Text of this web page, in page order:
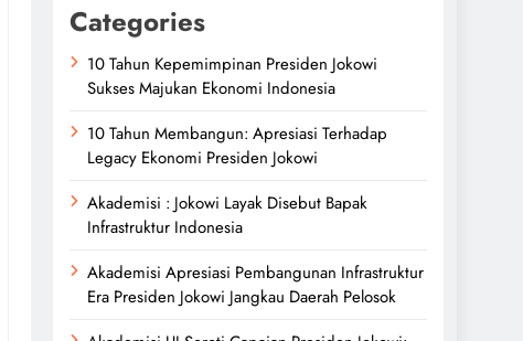
Categories
10 Tahun Kepemimpinan Presiden Jokowi
Sukses Majukan Ekonomi Indonesia
10 Tahun Membangun: Apresiasi Terhadap
Legacy Ekonomi Presiden Jokowi
Akademisi : Jokowi Layak Disebut Bapak
Infrastruktur Indonesia
Akademisi Apresiasi Pembangunan Infrastruktur
Era Presiden Jokowi Jangkau Daerah Pelosok